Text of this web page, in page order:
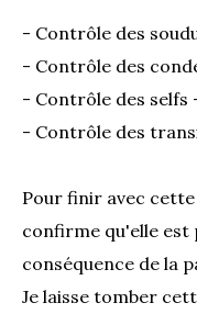
- Contrôle des
- Contrôle des
- Contrôle des selfs
- Contrôle des
Pour finir avec
confirme qu'elle
conséquence de la
Je laisse tomber